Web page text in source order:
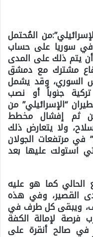
من المُحتمل
في سوريا على حساب
أن يتم ذلك على المدى
دفاع مشترك مع دمشق
السوري، وقد يشمل
جنوباً أو نصب
“الإسرائيلي” من
ثم إفشال مخطط
ولا يتعارض ذلك
في مرتفعات الجولان
استولت عليها بعد
الحالي كما هو عليه
القصير، وفي هذه
ويبقى كل طرف في
فرصة لإمالة الكفة
صالح أنقرة على